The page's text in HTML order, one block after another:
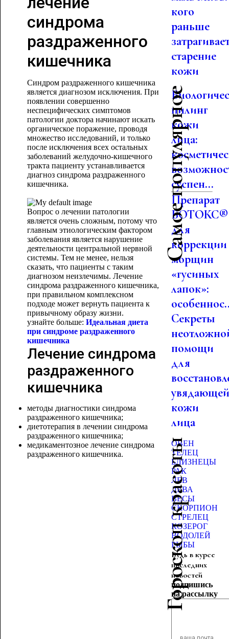
синдрома
раздраженного
кишечника
Синдром раздраженного кишечника
является диагнозом исключения. При
появлении совершенно
неспецифических симптомов
патологии доктора начинают искать
органическое поражение, проводя
множество исследований, и только
после исключения всех остальных
заболеваний желудочно-кишечного
тракта пациенту устанавливается
диагноз синдрома раздраженного
кишечника.
Вопрос о лечении патологии
является очень сложным, потому что
главным этиологическим фактором
заболевания является нарушение
деятельности центральной нервной
системы. Тем не менее, нельзя
сказать, что пациенты с таким
диагнозом неизлечимы. Лечение
синдрома раздраженного кишечника,
при правильном комплексном
подходе может вернуть пациента к
привычному образу жизни.
узнайте больше: Идеальная диета
при синдроме раздраженного
кишечника
Лечение синдрома
раздраженного
кишечника
методы диагностики синдрома
раздраженного кишечника;
диетотерапия в лечении синдрома
раздраженного кишечника;
медикаментозное лечение синдрома
раздраженного кишечника.
кого
раньше
старение
кожи
Самое популярное
пилинг
кожи
лица:
суспен...
Препарат
БОТОКС®
для
коррекции
морщин
«гусиных
лапок»:
Секреты
помощи
для
кожи
лица
Гороскоп красоты
ОВЕН
ТЕЛЕЦ
БЛИЗНЕЦЫ
РАК
ЛЕВ
ДЕВА
ВЕСЫ
СКОРПИОН
СТРЕЛЕЦ
КОЗЕРОГ
ВОДОЛЕЙ
РЫБЫ
Будь в курсе
последних
новостей
подпишись
на рассылку